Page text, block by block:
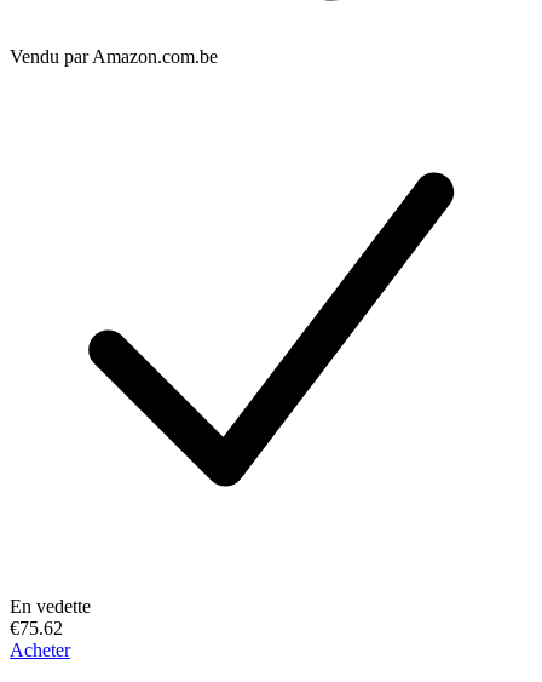
Vendu parAmazon.com.be
En vedette
€75.62
Acheter